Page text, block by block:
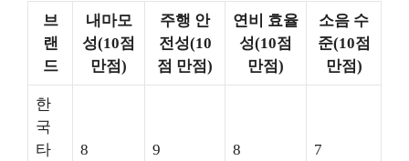
브
랜
드
내마모
성(10점
만점)
주행 안
전성(10
점 만점)
연비 효율
성(10점
만점)
소음 수
준(10점
만점)
한
국
타
8 9 8 7